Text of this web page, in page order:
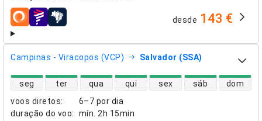
companhias aéreas desde 143 €
Campinas - Viracopos (VCP) Salvador (SSA)
voos diretos:
6–7 por dia
duração do voo: mín. 2h 15min
disponibilidade de voos diretos
seg ter qua qui sex sáb dom